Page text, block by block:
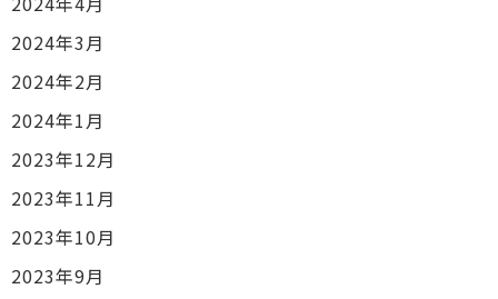
2024年3月
2024年2月
2024年1月
2023年12月
2023年11月
2023年10月
2023年9月